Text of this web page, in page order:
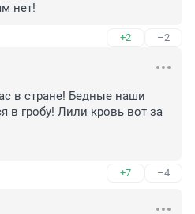
нет!
+2 –2
в стране! Бедные наши
в гробу! Лили кровь вот за
+7 –4